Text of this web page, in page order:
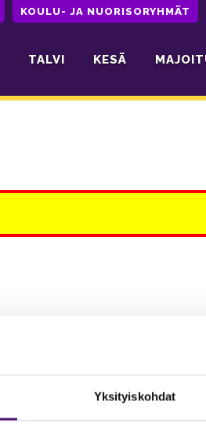
Yksityiskohdat
KOULU- JA NUORISORYHMÄT
TALVI KESÄ